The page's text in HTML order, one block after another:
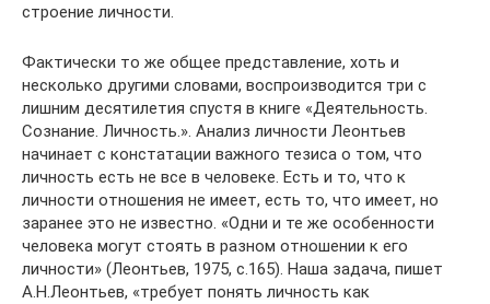
строение личности.
Фактически то же общее представление, хоть и
несколько другими словами, воспроизводится три с
лишним десятилетия спустя в книге «Деятельность.
Сознание. Личность.». Анализ личности Леонтьев
начинает с констатации важного тезиса о том, что
личность есть не все в человеке. Есть и то, что к
личности отношения не имеет, есть то, что имеет, но
заранее это не известно. «Одни и те же особенности
человека могут стоять в разном отношении к его
личности» (Леонтьев, 1975, с.165). Наша задача, пишет
А.Н.Леонтьев, «требует понять личность как